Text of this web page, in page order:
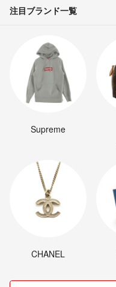
注目ブランド一覧
Supreme
CHANEL